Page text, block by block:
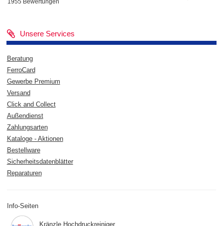
1955 Bewertungen
Unsere Services
Beratung
FerroCard
Gewerbe Premium
Versand
Click and Collect
Außendienst
Zahlungsarten
Kataloge - Aktionen
Bestellware
Sicherheitsdatenblätter
Reparaturen
Info-Seiten